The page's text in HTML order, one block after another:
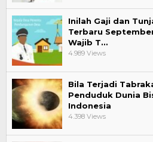
Inilah Gaji dan
Terbaru
Wajib T…
4.989 Views
Bila Terjadi
Penduduk Dunia
Indonesia
4.398 Views